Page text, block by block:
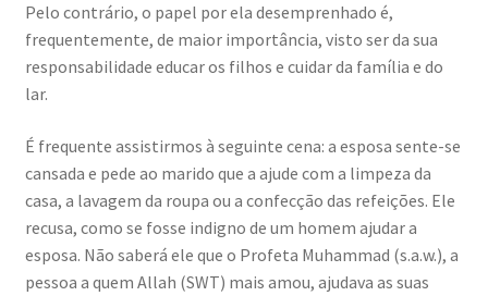
Pelo contrário, o papel por ela desemprenhado é,
frequentemente, de maior importância, visto ser da sua
responsabilidade educar os filhos e cuidar da família e do
lar.
É frequente assistirmos à seguinte cena: a esposa sente-se
cansada e pede ao marido que a ajude com a limpeza da
casa, a lavagem da roupa ou a confecção das refeições. Ele
recusa, como se fosse indigno de um homem ajudar a
esposa. Não saberá ele que o Profeta Muhammad (s.a.w.), a
pessoa a quem Allah (SWT) mais amou, ajudava as suas